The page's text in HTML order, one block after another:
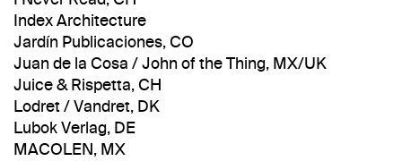
Index Architecture
Jardín Publicaciones, CO
Juan de la Cosa / John of the Thing, MX/UK
Juice & Rispetta, CH
Lodret / Vandret, DK
Lubok Verlag, DE
MACOLEN, MX